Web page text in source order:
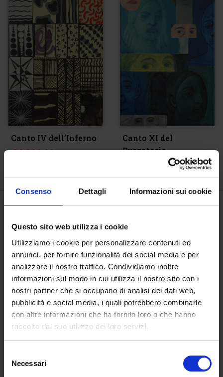
Consenso Dettagli Informazioni sui cookie
Questo sito web utilizza i cookie
Utilizziamo i cookie per personalizzare contenuti ed
annunci, per fornire funzionalità dei social media e per
analizzare il nostro traffico. Condividiamo inoltre
informazioni sul modo in cui utilizza il nostro sito con i
nostri partner che si occupano di analisi dei dati web,
pubblicità e social media, i quali potrebbero combinarle
con altre informazioni che ha fornito loro o che hanno
raccolto dal suo utilizzo dei loro servizi.
delNecessari
Canto IV dell’Inferno
€ 1.800,00
Canto XI del
Purgatorio
Paradiso